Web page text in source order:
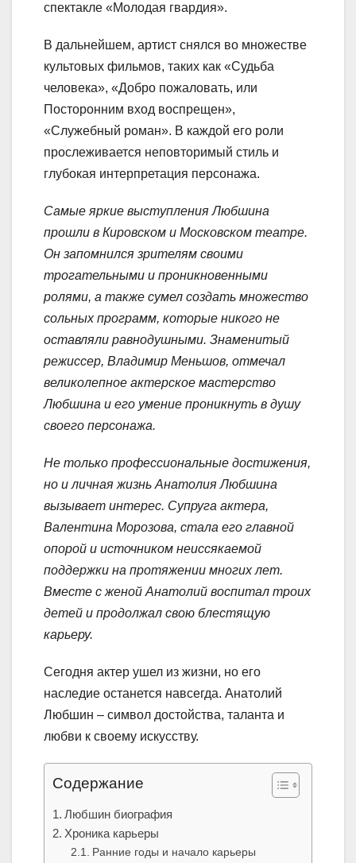
спектакле «Молодая гвардия».
В дальнейшем, артист снялся во множестве
культовых фильмов, таких как «Судьба
человека», «Добро пожаловать, или
Посторонним вход воспрещен»,
«Служебный роман». В каждой его роли
прослеживается неповторимый стиль и
глубокая интерпретация персонажа.
Самые яркие выступления Любшина
прошли в Кировском и Московском театре.
Он запомнился зрителям своими
трогательными и проникновенными
ролями, а также сумел создать множество
сольных программ, которые никого не
оставляли равнодушными. Знаменитый
режиссер, Владимир Меньшов, отмечал
великолепное актерское мастерство
Любшина и его умение проникнуть в душу
своего персонажа.
Не только профессиональные достижения,
но и личная жизнь Анатолия Любшина
вызывает интерес. Супруга актера,
Валентина Морозова, стала его главной
опорой и источником неиссякаемой
поддержки на протяжении многих лет.
Вместе с женой Анатолий воспитал троих
детей и продолжал свою блестящую
карьеру.
Сегодня актер ушел из жизни, но его
наследие останется навсегда. Анатолий
Любшин – символ достойства, таланта и
любви к своему искусству.
Содержание
Любшин биография
Хроника карьеры
Ранние годы и начало карьеры